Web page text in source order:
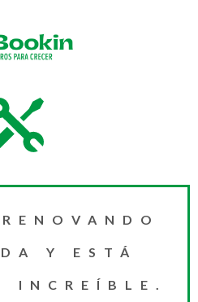
Y ESTÁ
INCREÍBLE.